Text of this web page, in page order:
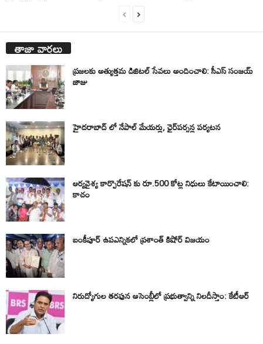
తాజా వార్తలు
ప్రజలకు అత్యుత్తమ డిజిటల్ సేవలు అందించాలి: సీఎస్ సంజయ్
జాజు
హైదరాబాద్ లో నేపాల్ మేయర్లు, ఛైర్‌పర్సన్ల పర్యటన
ఆర్యవైశ్య కార్పొరేషన్ కు రూ.500 కోట్ల నిధులు కేటాయించాలి:
కాచం
బంకీపూర్ ఉపఎన్నికలో ప్రశాంత్ కిషోర్ విజయం
నిరుద్యోగుల తరఫున అసెంబ్లీలో ప్రభుత్వాన్ని నిలదీస్తాం: కేటీఆర్